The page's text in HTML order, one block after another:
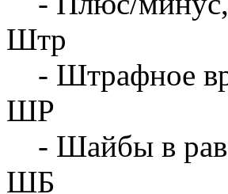
Штр
- Штрафное
ШР
- Шайбы в
ШБ